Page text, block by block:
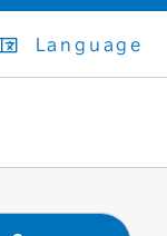
Language